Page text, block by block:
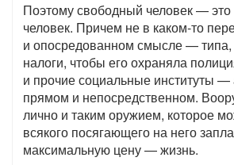
Поэтому свободный человек —
человек. Причем не в каком-то
и опосредованном смысле —
налоги, чтобы его охраняла
и прочие социальные институты
прямом и непосредственном.
лично и таким оружием, которое
всякого посягающего на него
максимальную цену — жизнь.